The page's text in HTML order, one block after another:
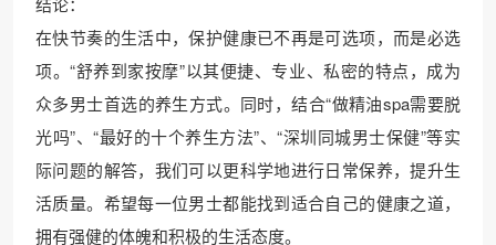
在快节奏的生活中，保护健康已不再是可选项，而是必选
项。“舒养到家按摩”以其便捷、专业、私密的特点，成为
众多男士首选的养生方式。同时，结合“做精油spa需要脱
光吗”、“最好的十个养生方法”、“深圳同城男士保健”等实
际问题的解答，我们可以更科学地进行日常保养，提升生
活质量。希望每一位男士都能找到适合自己的健康之道，
拥有强健的体魄和积极的生活态度。